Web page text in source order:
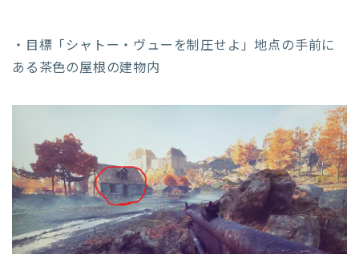
・目標「シャトー・ヴューを制圧せよ」地点の手前に
ある茶色の屋根の建物内